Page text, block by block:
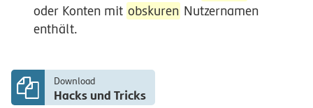
oder Konten mit obskuren Nutzernamen
enthält.
Download
Hacks und Tricks